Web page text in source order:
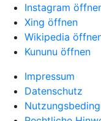
Instagram
Xing öffnen
Wikipedia
Kununu öffnen
Impressum
Datenschutz